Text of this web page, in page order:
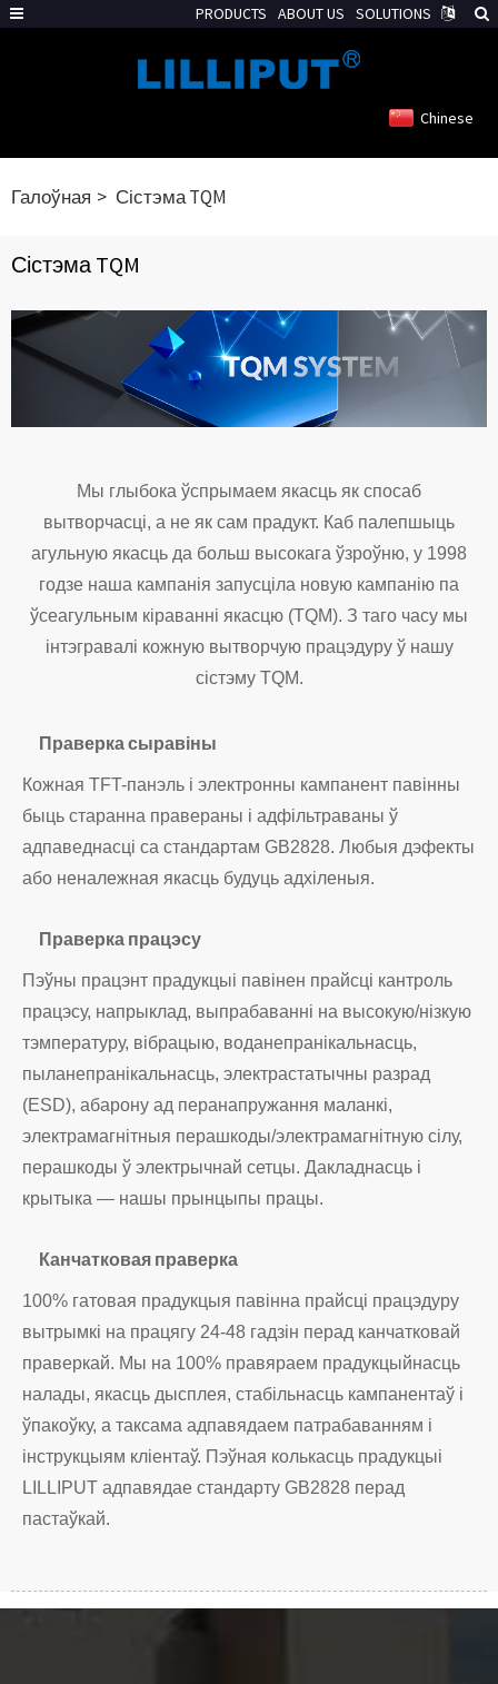
Chinese
Галоўная Сістэма TQM
Сістэма TQM
Мы глыбока ўспрымаем якасць як спосаб
вытворчасці, а не як сам прадукт. Каб палепшыць
агульную якасць да больш высокага ўзроўню, у 1998
годзе наша кампанія запусціла новую кампанію па
ўсеагульным кіраванні якасцю (TQM). З таго часу мы
інтэгравалі кожную вытворчую працэдуру ў нашу
сістэму TQM.
Праверка сыравіны
Кожная TFT-панэль і электронны кампанент павінны
быць старанна правераны і адфільтраваны ў
адпаведнасці са стандартам GB2828. Любыя дэфекты
або неналежная якасць будуць адхіленыя.
Праверка працэсу
Пэўны працэнт прадукцыі павінен прайсці кантроль
працэсу, напрыклад, выпрабаванні на высокую/нізкую
тэмпературу, вібрацыю, воданепранікальнасць,
пыланепранікальнасць, электрастатычны разрад
(ESD), абарону ад перанапружання маланкі,
электрамагнітныя перашкоды/электрамагнітную сілу,
перашкоды ў электрычнай сетцы. Дакладнасць і
крытыка — нашы прынцыпы працы.
Канчатковая праверка
100% гатовая прадукцыя павінна прайсці працэдуру
вытрымкі на працягу 24-48 гадзін перад канчатковай
праверкай. Мы на 100% правяраем прадукцыйнасць
налады, якасць дысплея, стабільнасць кампанентаў і
ўпакоўку, а таксама адпавядаем патрабаванням і
інструкцыям кліентаў. Пэўная колькасць прадукцыі
LILLIPUT адпавядае стандарту GB2828 перад
пастаўкай.
PRODUCTS ABOUT US SOLUTIONS